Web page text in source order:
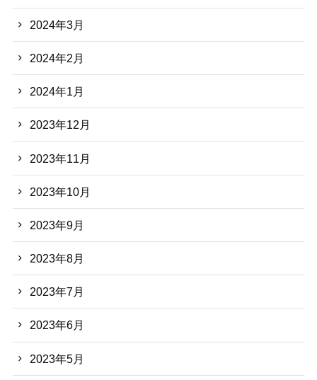
2024年3月
2024年2月
2024年1月
2023年12月
2023年11月
2023年10月
2023年9月
2023年8月
2023年7月
2023年6月
2023年5月